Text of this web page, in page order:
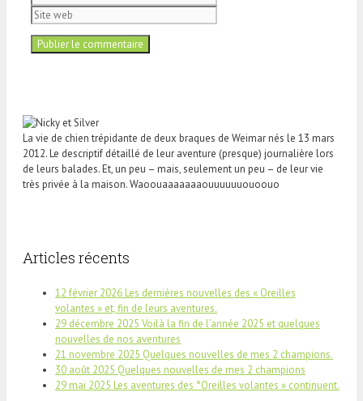
web
La vie de chien trépidante de deux braques de Weimar nés le 13 mars
2012. Le descriptif détaillé de leur aventure (presque) journalière lors
de leurs balades. Et, un peu – mais, seulement un peu – de leur vie
très privée à la maison. Waoouaaaaaaaouuuuuuouoouo
Articles récents
12 février 2026 Les dernières nouvelles des « Oreilles
volantes » et, fin de leurs aventures.
29 décembre 2025 Voilà la fin de l’année 2025 et quelques
nouvelles de nos aventures
21 novembre 2025 Quelques nouvelles de mes 2 champions.
30 août 2025 Quelques nouvelles de mes 2 champions
29 mai 2025 Les aventures des °Oreilles volantes » continuent.